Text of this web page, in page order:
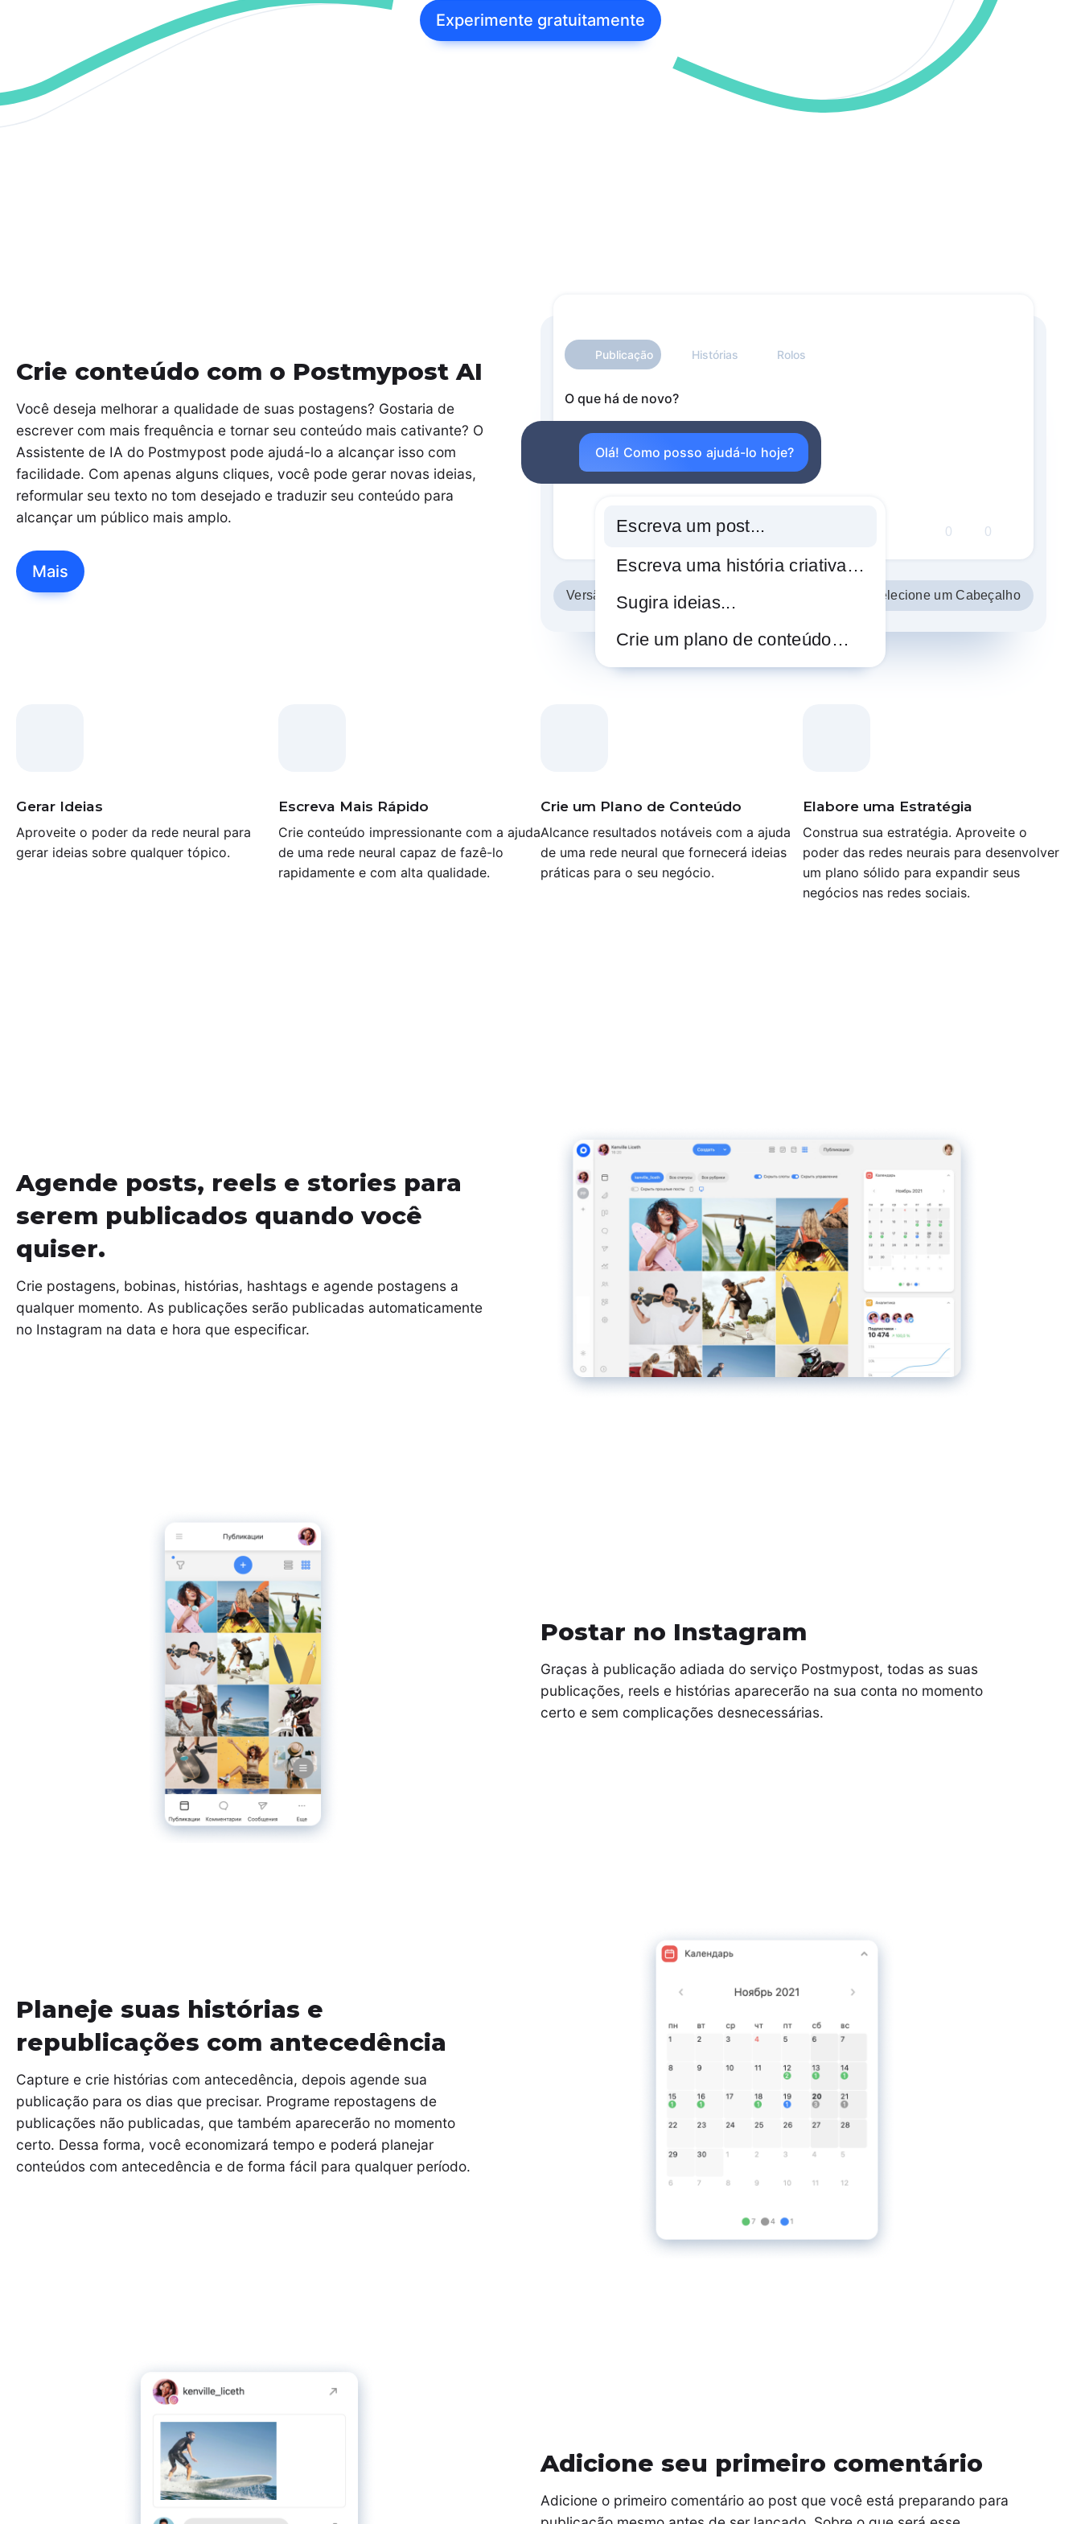
Permite a postagem automática de notícias do
seu site nas redes sociais via RSS, aumentando
o alcance do público.
Experimente gratuitamente
Publicação Histórias Rolos
O que há de novo?
Olá! Como posso ajudá-lo hoje?
Escreva um post...
Escreva uma história criativa…
Sugira ideias...
Crie um plano de conteúdo…
0 0
Versão do post Selecione um Cabeçalho
Crie conteúdo com o Postmypost AI
Você deseja melhorar a qualidade de suas postagens? Gostaria de
escrever com mais frequência e tornar seu conteúdo mais cativante? O
Assistente de IA do Postmypost pode ajudá-lo a alcançar isso com
facilidade. Com apenas alguns cliques, você pode gerar novas ideias,
reformular seu texto no tom desejado e traduzir seu conteúdo para
alcançar um público mais amplo.
Mais
Gerar Ideias
Aproveite o poder da rede neural para
gerar ideias sobre qualquer tópico.
Escreva Mais Rápido
Crie conteúdo impressionante com a ajuda
de uma rede neural capaz de fazê-lo
rapidamente e com alta qualidade.
Crie um Plano de Conteúdo
Alcance resultados notáveis com a ajuda
de uma rede neural que fornecerá ideias
práticas para o seu negócio.
Elabore uma Estratégia
Construa sua estratégia. Aproveite o
poder das redes neurais para desenvolver
um plano sólido para expandir seus
negócios nas redes sociais.
Agende posts, reels e stories para
serem publicados quando você
quiser.
Crie postagens, bobinas, histórias, hashtags e agende postagens a
qualquer momento. As publicações serão publicadas automaticamente
no Instagram na data e hora que especificar.
Postar no Instagram
Graças à publicação adiada do serviço Postmypost, todas as suas
publicações, reels e histórias aparecerão na sua conta no momento
certo e sem complicações desnecessárias.
Planeje suas histórias e
republicações com antecedência
Capture e crie histórias com antecedência, depois agende sua
publicação para os dias que precisar. Programe repostagens de
publicações não publicadas, que também aparecerão no momento
certo. Dessa forma, você economizará tempo e poderá planejar
conteúdos com antecedência e de forma fácil para qualquer período.
Adicione seu primeiro comentário
Adicione o primeiro comentário ao post que você está preparando para